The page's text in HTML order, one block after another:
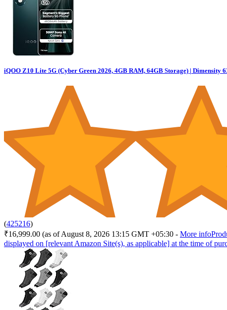
iQOO Z10 Lite 5G (Cyber Green 2026, 4GB RAM, 64GB Storage) | Dimensity
(425216)
₹16,999.00 (as of August 8, 2026 13:15 GMT +05:30 - More info
displayed on [relevant Amazon Site(s), as applicable] at the time of